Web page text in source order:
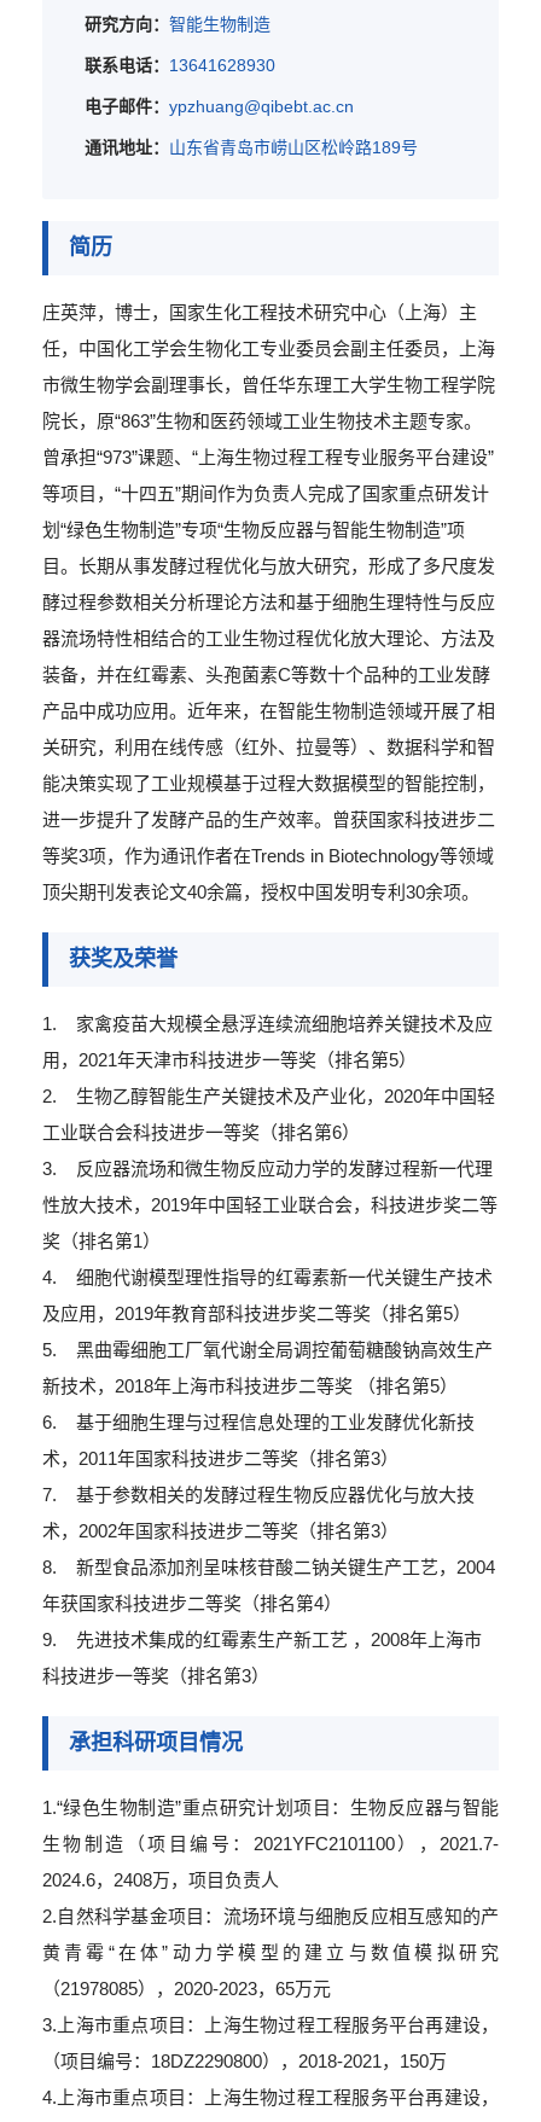
研究方向： 智能生物制造
联系电话： 13641628930
电子邮件： ypzhuang@qibebt.ac.cn
通讯地址： 山东省青岛市崂山区松岭路189号
简历
庄英萍，博士，国家生化工程技术研究中心（上海）主
任，中国化工学会生物化工专业委员会副主任委员，上海
市微生物学会副理事长，曾任华东理工大学生物工程学院
院长，原“863”生物和医药领域工业生物技术主题专家。
曾承担“973”课题、“上海生物过程工程专业服务平台建设”
等项目，“十四五”期间作为负责人完成了国家重点研发计
划“绿色生物制造”专项“生物反应器与智能生物制造”项
目。长期从事发酵过程优化与放大研究，形成了多尺度发
酵过程参数相关分析理论方法和基于细胞生理特性与反应
器流场特性相结合的工业生物过程优化放大理论、方法及
装备，并在红霉素、头孢菌素C等数十个品种的工业发酵
产品中成功应用。近年来，在智能生物制造领域开展了相
关研究，利用在线传感（红外、拉曼等）、数据科学和智
能决策实现了工业规模基于过程大数据模型的智能控制，
进一步提升了发酵产品的生产效率。曾获国家科技进步二
等奖3项，作为通讯作者在Trends in Biotechnology等领域
顶尖期刊发表论文40余篇，授权中国发明专利30余项。
获奖及荣誉
1. 家禽疫苗大规模全悬浮连续流细胞培养关键技术及应
用，2021年天津市科技进步一等奖（排名第5）
2. 生物乙醇智能生产关键技术及产业化，2020年中国轻
工业联合会科技进步一等奖（排名第6）
3. 反应器流场和微生物反应动力学的发酵过程新一代理
性放大技术，2019年中国轻工业联合会，科技进步奖二等
奖（排名第1）
4. 细胞代谢模型理性指导的红霉素新一代关键生产技术
及应用，2019年教育部科技进步奖二等奖（排名第5）
5. 黑曲霉细胞工厂氧代谢全局调控葡萄糖酸钠高效生产
新技术，2018年上海市科技进步二等奖 （排名第5）
6. 基于细胞生理与过程信息处理的工业发酵优化新技
术，2011年国家科技进步二等奖（排名第3）
7. 基于参数相关的发酵过程生物反应器优化与放大技
术，2002年国家科技进步二等奖（排名第3）
8. 新型食品添加剂呈味核苷酸二钠关键生产工艺，2004
年获国家科技进步二等奖（排名第4）
9. 先进技术集成的红霉素生产新工艺 ，2008年上海市
科技进步一等奖（排名第3）
承担科研项目情况
1.“绿色生物制造”重点研究计划项目：生物反应器与智能
生物制造（项目编号：2021YFC2101100），2021.7-
2024.6，2408万，项目负责人
2.自然科学基金项目：流场环境与细胞反应相互感知的产
黄青霉“在体”动力学模型的建立与数值模拟研究
（21978085），2020-2023，65万元
3.上海市重点项目：上海生物过程工程服务平台再建设，
（项目编号：18DZ2290800），2018-2021，150万
4.上海市重点项目：上海生物过程工程服务平台再建设，